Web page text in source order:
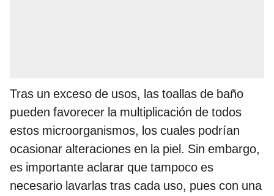
Tras un exceso de usos, las toallas de baño
pueden favorecer la multiplicación de todos
estos microorganismos, los cuales podrían
ocasionar alteraciones en la piel. Sin embargo,
es importante aclarar que tampoco es
necesario lavarlas tras cada uso, pues con una